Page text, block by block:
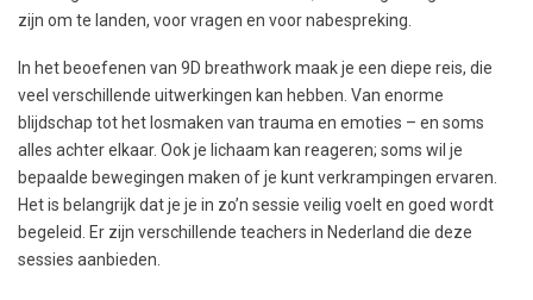
zijn om te landen, voor vragen en voor nabespreking.
In het beoefenen van 9D breathwork maak je een diepe reis, die
veel verschillende uitwerkingen kan hebben. Van enorme
blijdschap tot het losmaken van trauma en emoties – en soms
alles achter elkaar. Ook je lichaam kan reageren; soms wil je
bepaalde bewegingen maken of je kunt verkrampingen ervaren.
Het is belangrijk dat je je in zo’n sessie veilig voelt en goed wordt
begeleid. Er zijn verschillende teachers in Nederland die deze
sessies aanbieden.